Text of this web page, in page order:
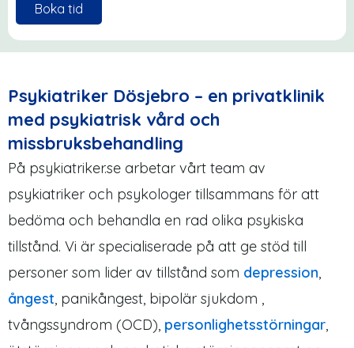
Boka tid
Psykiatriker Dösjebro – en privatklinik
med psykiatrisk vård och
missbruksbehandling
På psykiatriker.se arbetar vårt team av
psykiatriker och psykologer tillsammans för att
bedöma och behandla en rad olika psykiska
tillstånd. Vi är specialiserade på att ge stöd till
personer som lider av tillstånd som depression,
ångest, panikångest, bipolär sjukdom ,
tvångssyndrom (OCD), personlighetsstörningar,